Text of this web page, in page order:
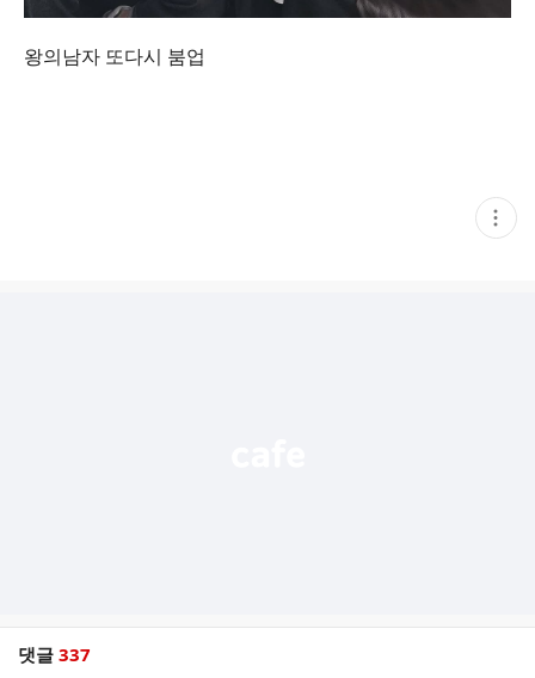
왕의남자 또다시 붐업
현
재
댓글 337